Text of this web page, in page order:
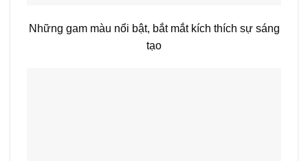
Những gam màu nổi bật, bắt mắt kích thích sự sáng
tạo